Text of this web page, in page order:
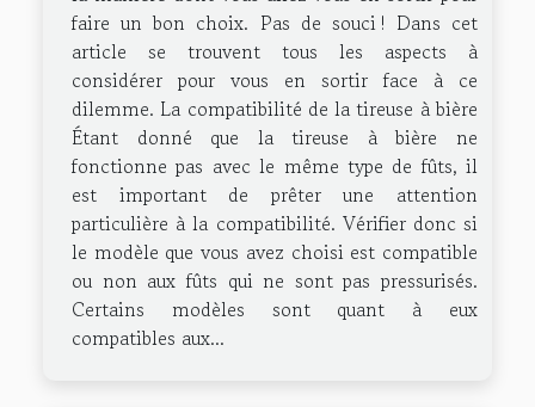
faire un bon choix. Pas de souci ! Dans cet
article se trouvent tous les aspects à
considérer pour vous en sortir face à ce
dilemme. La compatibilité de la tireuse à bière
Étant donné que la tireuse à bière ne
fonctionne pas avec le même type de fûts, il
est important de prêter une attention
particulière à la compatibilité. Vérifier donc si
le modèle que vous avez choisi est compatible
ou non aux fûts qui ne sont pas pressurisés.
Certains modèles sont quant à eux
compatibles aux...